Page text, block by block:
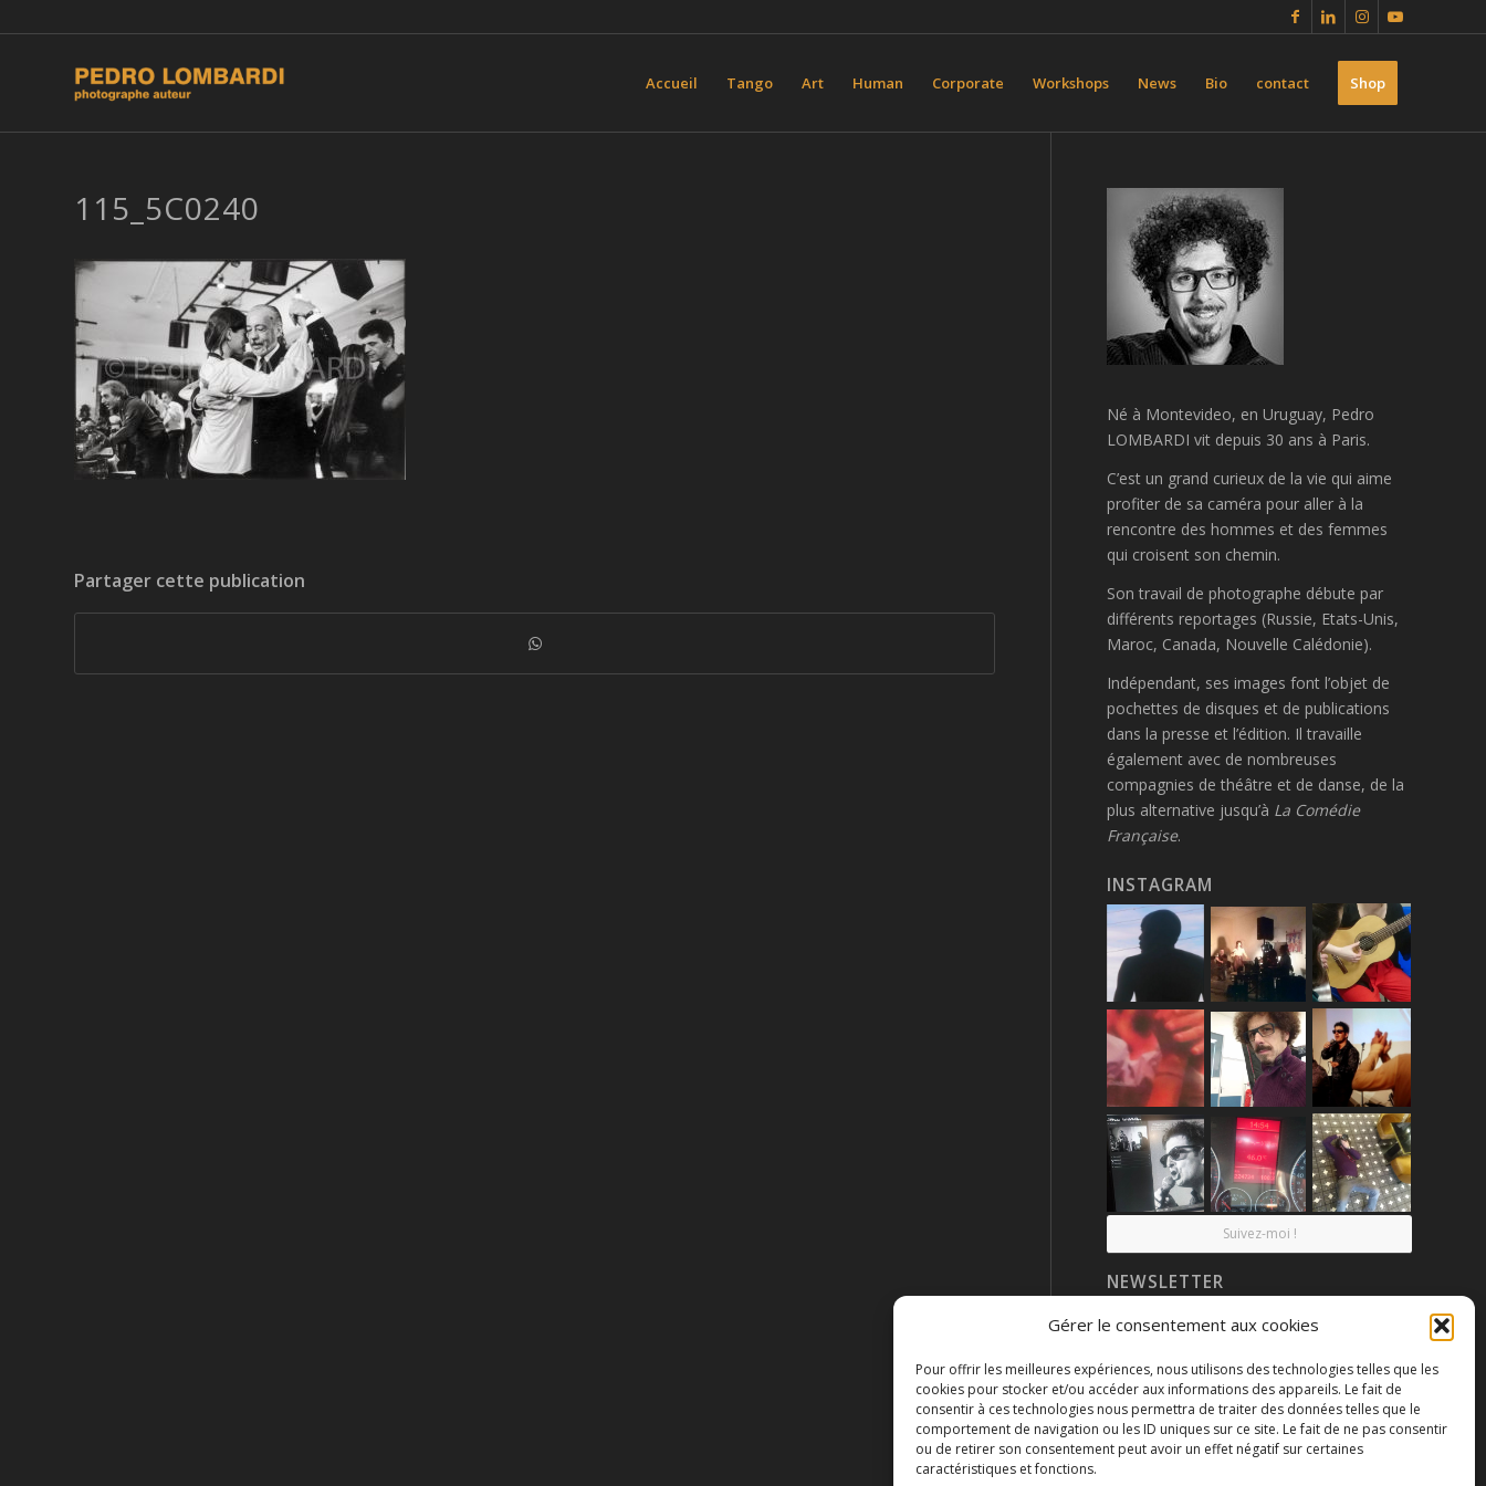
Gérer le consentement aux cookies
Pour offrir les meilleures expériences, nous utilisons des technologies telles que les
cookies pour stocker et/ou accéder aux informations des appareils. Le fait de
consentir à ces technologies nous permettra de traiter des données telles que le
comportement de navigation ou les ID uniques sur ce site. Le fait de ne pas consentir
ou de retirer son consentement peut avoir un effet négatif sur certaines
caractéristiques et fonctions.
Accueil Tango Art Human Corporate Workshops News Bio contact Shop
115_5C0240
Partager cette publication
Né à Montevideo, en Uruguay, Pedro
LOMBARDI vit depuis 30 ans à Paris.
C’est un grand curieux de la vie qui aime
profiter de sa caméra pour aller à la
rencontre des hommes et des femmes
qui croisent son chemin.
Son travail de photographe débute par
différents reportages (Russie, Etats-Unis,
Maroc, Canada, Nouvelle Calédonie).
Indépendant, ses images font l’objet de
pochettes de disques et de publications
dans la presse et l’édition. Il travaille
également avec de nombreuses
compagnies de théâtre et de danse, de la
plus alternative jusqu’à La Comédie
Française.
INSTAGRAM
Suivez-moi !
NEWSLETTER